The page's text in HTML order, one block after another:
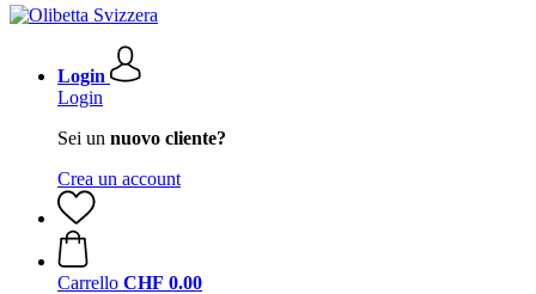
Login
Login
Sei un nuovo cliente?
Crea un account
Carrello CHF 0.00